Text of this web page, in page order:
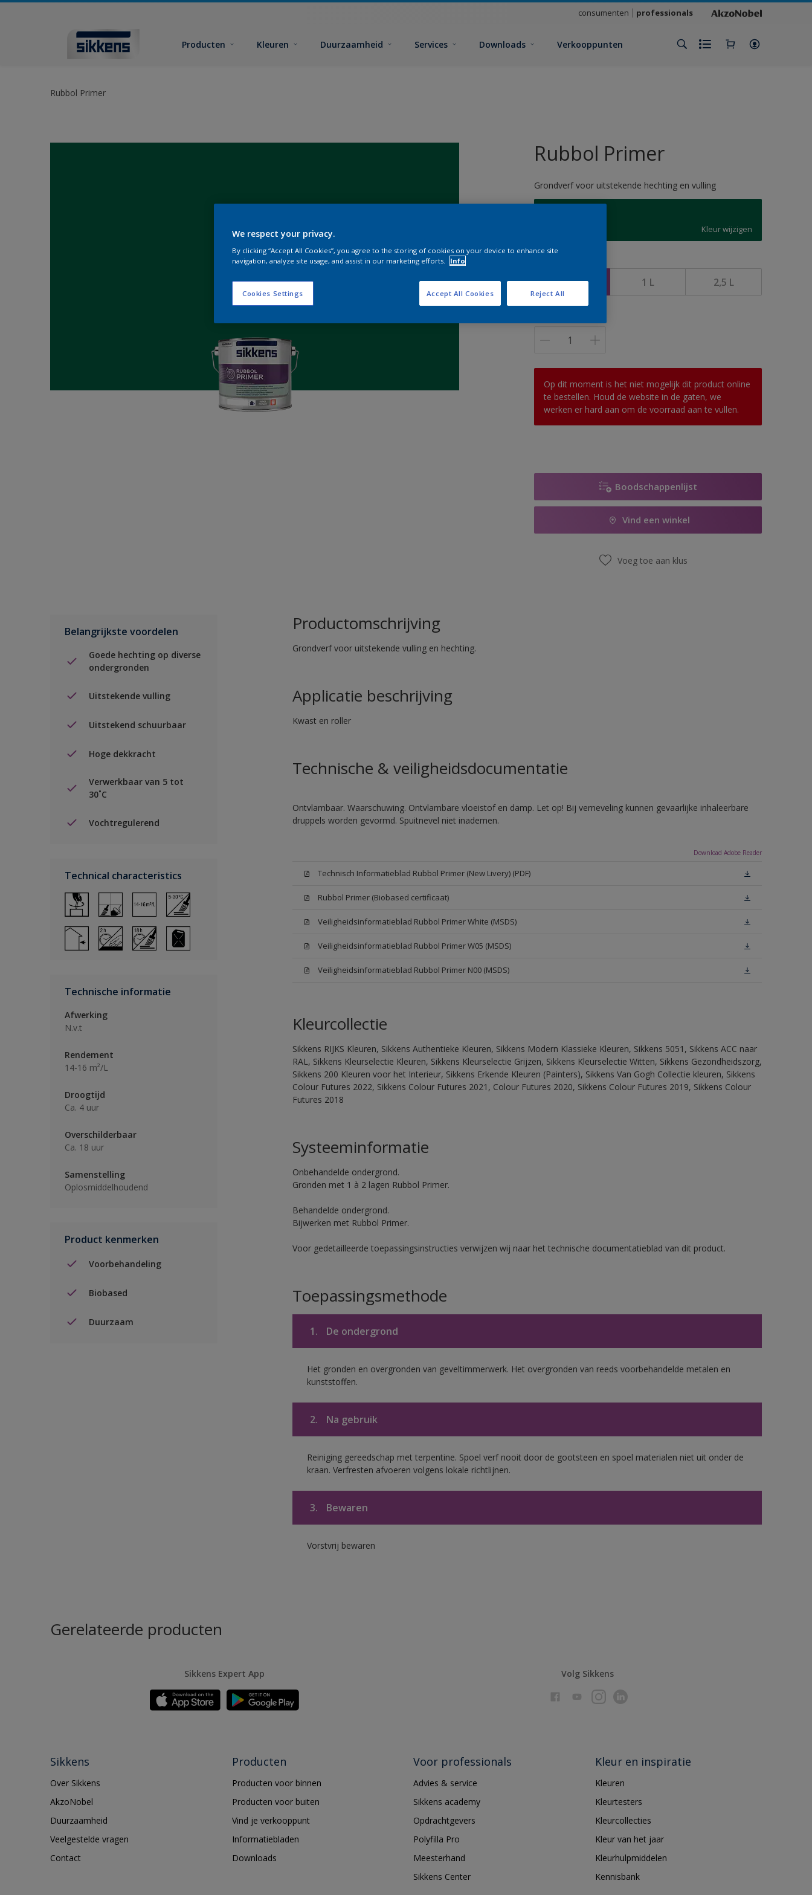
consumenten professionals
Producten Kleuren Duurzaamheid Services Downloads Verkooppunten
Rubbol Primer
Rubbol Primer
Grondverf voor uitstekende hechting en vulling
Kleur wijzigen
500 ML 1 L 2,5 L
Op dit moment is het niet mogelijk dit product online
te bestellen. Houd de website in de gaten, we
werken er hard aan om de voorraad aan te vullen.
Boodschappenlijst
Vind een winkel
Voeg toe aan klus
Belangrijkste voordelen
Goede hechting op diverse
ondergronden
Uitstekende vulling
Uitstekend schuurbaar
Hoge dekkracht
Verwerkbaar van 5 tot
30˚C
Vochtregulerend
Technical characteristics
Technische informatie
Afwerking
N.v.t
Rendement
14-16 m²/L
Droogtijd
Ca. 4 uur
Overschilderbaar
Ca. 18 uur
Samenstelling
Oplosmiddelhoudend
Product kenmerken
Voorbehandeling
Biobased
Duurzaam
Productomschrijving
Grondverf voor uitstekende vulling en hechting.
Applicatie beschrijving
Kwast en roller
Technische & veiligheidsdocumentatie
Ontvlambaar. Waarschuwing. Ontvlambare vloeistof en damp. Let op! Bij verneveling kunnen gevaarlijke inhaleerbare
druppels worden gevormd. Spuitnevel niet inademen.
Download Adobe Reader
Technisch Informatieblad Rubbol Primer (New Livery) (PDF)
Rubbol Primer (Biobased certificaat)
Veiligheidsinformatieblad Rubbol Primer White (MSDS)
Veiligheidsinformatieblad Rubbol Primer W05 (MSDS)
Veiligheidsinformatieblad Rubbol Primer N00 (MSDS)
Kleurcollectie
Sikkens RIJKS Kleuren, Sikkens Authentieke Kleuren, Sikkens Modern Klassieke Kleuren, Sikkens 5051, Sikkens ACC naar
RAL, Sikkens Kleurselectie Kleuren, Sikkens Kleurselectie Grijzen, Sikkens Kleurselectie Witten, Sikkens Gezondheidszorg,
Sikkens 200 Kleuren voor het Interieur, Sikkens Erkende Kleuren (Painters), Sikkens Van Gogh Collectie kleuren, Sikkens
Colour Futures 2022, Sikkens Colour Futures 2021, Colour Futures 2020, Sikkens Colour Futures 2019, Sikkens Colour
Futures 2018
Systeeminformatie
Onbehandelde ondergrond.
Gronden met 1 à 2 lagen Rubbol Primer.
Behandelde ondergrond.
Bijwerken met Rubbol Primer.
Voor gedetailleerde toepassingsinstructies verwijzen wij naar het technische documentatieblad van dit product.
Toepassingsmethode
1. De ondergrond
Het gronden en overgronden van geveltimmerwerk. Het overgronden van reeds voorbehandelde metalen en
kunststoffen.
2. Na gebruik
Reiniging gereedschap met terpentine. Spoel verf nooit door de gootsteen en spoel materialen niet uit onder de
kraan. Verfresten afvoeren volgens lokale richtlijnen.
3. Bewaren
Vorstvrij bewaren
Gerelateerde producten
Sikkens Expert App Volg Sikkens
Sikkens
Over Sikkens
AkzoNobel
Duurzaamheid
Veelgestelde vragen
Contact
Producten
Producten voor binnen
Producten voor buiten
Vind je verkooppunt
Informatiebladen
Downloads
Voor professionals
Advies & service
Sikkens academy
Opdrachtgevers
Polyfilla Pro
Meesterhand
Sikkens Center
Kleur en inspiratie
Kleuren
Kleurtesters
Kleurcollecties
Kleur van het jaar
Kleurhulpmiddelen
Kennisbank
We respect your privacy.
By clicking “Accept All Cookies”, you agree to the storing of cookies on your device to enhance site
navigation, analyze site usage, and assist in our marketing efforts.
Info
Cookies Settings Reject All
Accept All Cookies